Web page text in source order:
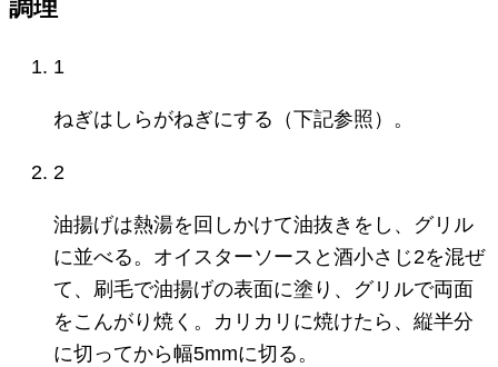
調理
1
ねぎはしらがねぎにする（下記参照）。
2
油揚げは熱湯を回しかけて油抜きをし、グリル
に並べる。オイスターソースと酒小さじ2を混ぜ
て、刷毛で油揚げの表面に塗り、グリルで両面
をこんがり焼く。カリカリに焼けたら、縦半分
に切ってから幅5mmに切る。